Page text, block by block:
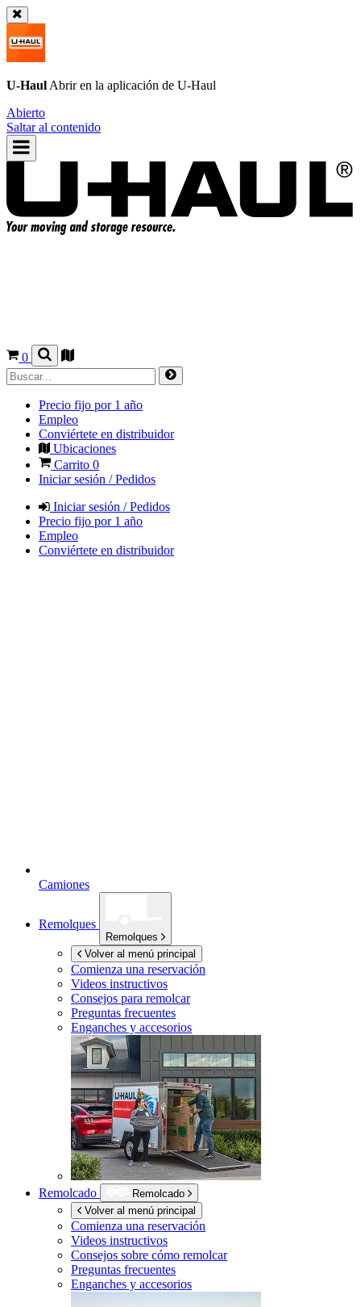
U-Haul Abrir en la aplicación de U-Haul
Abierto
Saltar al contenido
0
Precio fijo por 1 año
Empleo
Conviértete en distribuidor
Ubicaciones
Carrito 0
Iniciar sesión / Pedidos
Iniciar sesión / Pedidos
Precio fijo por 1 año
Empleo
Conviértete en distribuidor
Camiones
Remolques
Remolques
Volver al menú principal
Comienza una reservación
Videos instructivos
Consejos para remolcar
Preguntas frecuentes
Enganches y accesorios
Remolcado
Remolcado
Volver al menú principal
Comienza una reservación
Videos instructivos
Consejos sobre cómo remolcar
Preguntas frecuentes
Enganches y accesorios